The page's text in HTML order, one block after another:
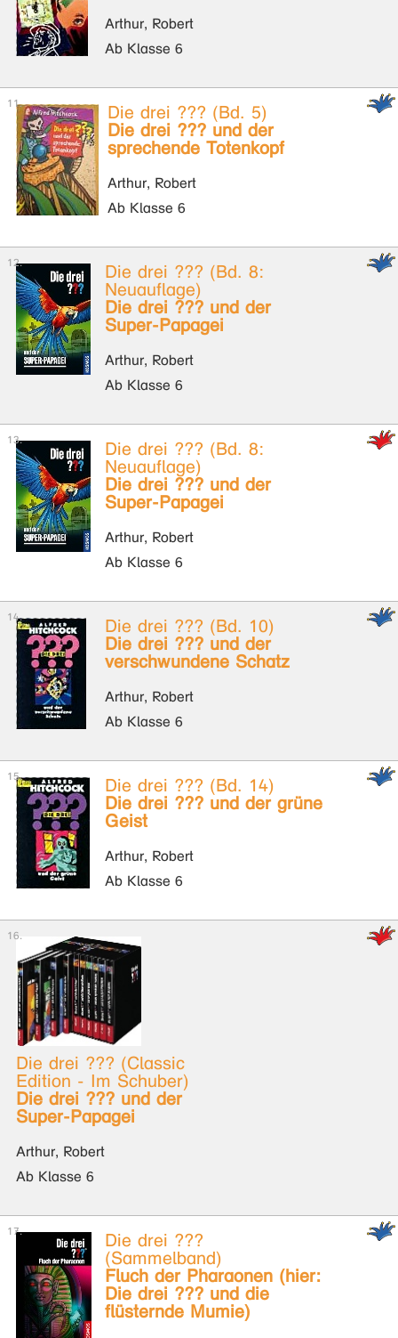
Arthur, Robert
Ab Klasse 6
Die drei ??? (Bd. 5)
Die drei ??? und der
sprechende Totenkopf
Arthur, Robert
Ab Klasse 6
Die drei ??? (Bd. 8:
Neuauflage)
Die drei ??? und der
Super-Papagei
Arthur, Robert
Ab Klasse 6
Die drei ??? (Bd. 8:
Neuauflage)
Die drei ??? und der
Super-Papagei
Arthur, Robert
Ab Klasse 6
Die drei ??? (Bd. 10)
Die drei ??? und der
verschwundene Schatz
Arthur, Robert
Ab Klasse 6
Die drei ??? (Bd. 14)
Die drei ??? und der grüne
Geist
Arthur, Robert
Ab Klasse 6
Die drei ??? (Classic
Edition - Im Schuber)
Die drei ??? und der
Super-Papagei
Arthur, Robert
Ab Klasse 6
Die drei ???
(Sammelband)
Fluch der Pharaonen (hier:
Die drei ??? und die
flüsternde Mumie)